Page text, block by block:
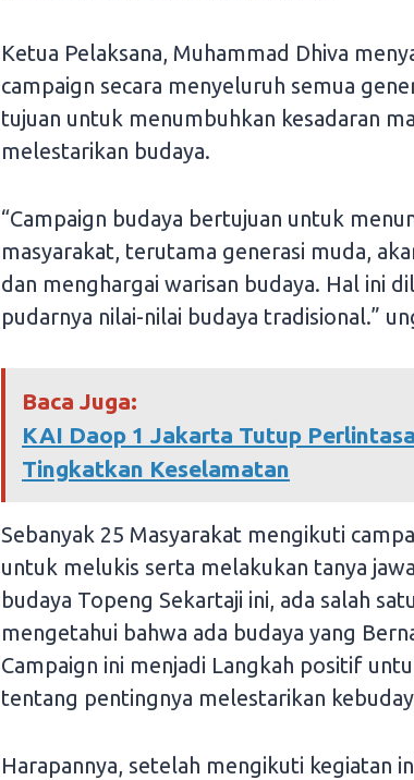
Ketua Pelaksana, Muhammad Dhiva
campaign secara menyeluruh semua
tujuan untuk menumbuhkan kesadaran
melestarikan budaya.
“Campaign budaya bertujuan untuk
masyarakat, terutama generasi muda,
dan menghargai warisan budaya. Hal ini
pudarnya nilai-nilai budaya tradisional.”
Baca Juga:
KAI Daop 1 Jakarta Tutup
Tingkatkan Keselamatan
Sebanyak 25 Masyarakat mengikuti
untuk melukis serta melakukan tanya
budaya Topeng Sekartaji ini, ada salah
mengetahui bahwa ada budaya yang
Campaign ini menjadi Langkah positif
tentang pentingnya melestarikan
Harapannya, setelah mengikuti kegiatan